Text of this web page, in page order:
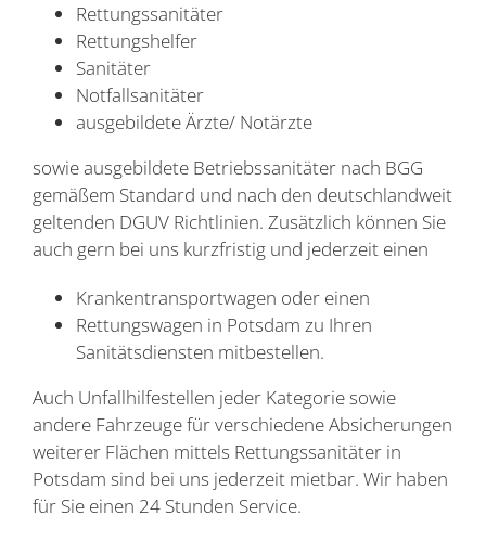
Rettungssanitäter
Rettungshelfer
Sanitäter
Notfallsanitäter
ausgebildete Ärzte/ Notärzte
sowie ausgebildete Betriebssanitäter nach BGG
gemäßem Standard und nach den deutschlandweit
geltenden DGUV Richtlinien. Zusätzlich können Sie
auch gern bei uns kurzfristig und jederzeit einen
Krankentransportwagen oder einen
Rettungswagen in Potsdam zu Ihren
Sanitätsdiensten mitbestellen.
Auch Unfallhilfestellen jeder Kategorie sowie
andere Fahrzeuge für verschiedene Absicherungen
weiterer Flächen mittels Rettungssanitäter in
Potsdam sind bei uns jederzeit mietbar. Wir haben
für Sie einen 24 Stunden Service.